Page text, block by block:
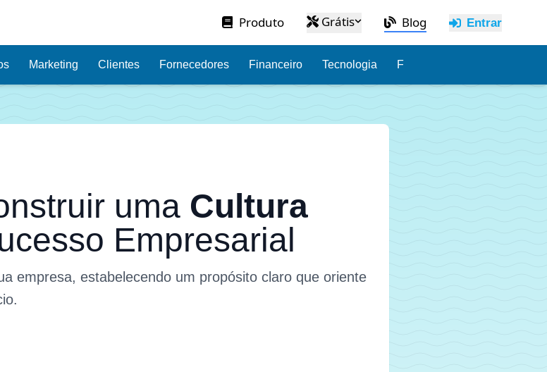
Produto Grátis Blog Entrar
Marketing Clientes Fornecedores Financeiro Tecnologia Funcionários
uma Cultura
Empresarial
empresa, estabelecendo um propósito claro que oriente